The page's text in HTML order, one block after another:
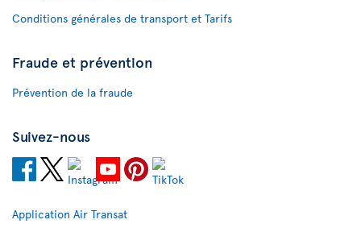
Conditions générales de transport et Tarifs
Fraude et prévention
Prévention de la fraude
Suivez-nous
Application Air Transat